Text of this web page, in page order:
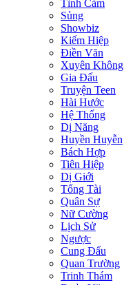
Tình Cảm
Sủng
Showbiz
Kiếm Hiệp
Điền Văn
Xuyên Không
Gia Đấu
Truyện Teen
Hài Hước
Hệ Thống
Dị Năng
Huyền Huyễn
Bách Hợp
Tiên Hiệp
Dị Giới
Tổng Tài
Quân Sự
Nữ Cường
Lịch Sử
Ngược
Cung Đấu
Quan Trường
Trinh Thám